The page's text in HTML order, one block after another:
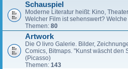
Schauspiel
Moderne Literatur heißt: Kino,
Welcher Film ist sehenswert?
Themen: 80
Artwork
Die O livro Galerie. Bilder,
Comics, Bitmaps. "Kunst wäscht den
(Picasso)
Themen: 143